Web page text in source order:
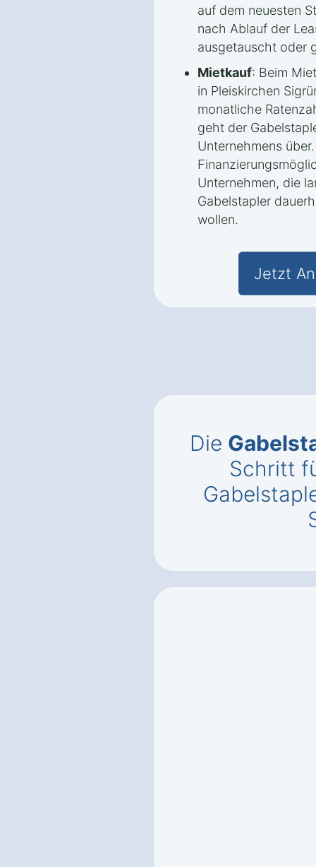
auf dem neuesten
nach Ablauf der
ausgetauscht oder
Mietkauf: Beim
in Pleiskirchen
monatliche
geht der
Unternehmens
Unternehmen, die
Gabelstapler
wollen.
Jetzt
Die
Schritt